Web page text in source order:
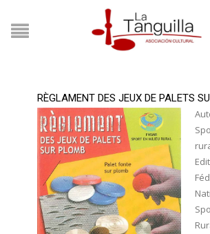
RÈGLAMENT DES JEUX DE PALETS